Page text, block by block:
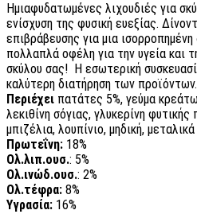
Ημιαφυδατωμένες λιχουδιές για
ενίσχυση της φυσική ευεξίας.
επιβράβευσης για μια
πολλαπλά οφέλη για την υγεία και
σκύλου σας! Η εσωτερική
καλύτερη διατήρηση των προϊόντων.
Περιέχει πατάτες 5%, γεύμα
λεκιθίνη σόγιας, γλυκερίνη
μπιζέλια, λουπίνιο, μηδική,
Πρωτεΐνη: 18%
Oλ.λιπ.ουσ.: 5%
Ολ.ινώδ.ουσ.: 2%
Ολ.τέφρα: 8%
Υγρασία: 16%